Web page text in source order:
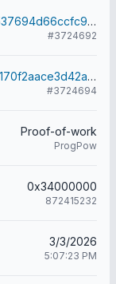
b033846d537694d66ccfc9391ea2d72ca10f52c415e7135b1507a47ea2828f86
#3724692
7cc96240c170f2aace3d42ace13bbf550b66c150861894c214743b354dbc6ba7
#3724694
Proof-of-work
ProgPow
0x34000000
872415232
3/3/2026
5:07:23 PM